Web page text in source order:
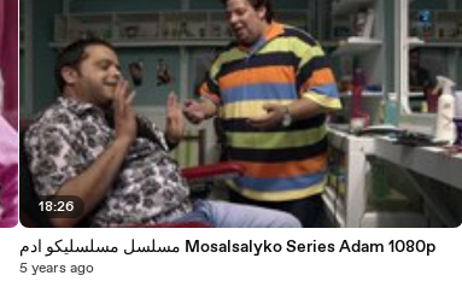
18:26
مسلسل مسلسليكو ادم Mosalsalyko Series Adam 1080p
5 years ago